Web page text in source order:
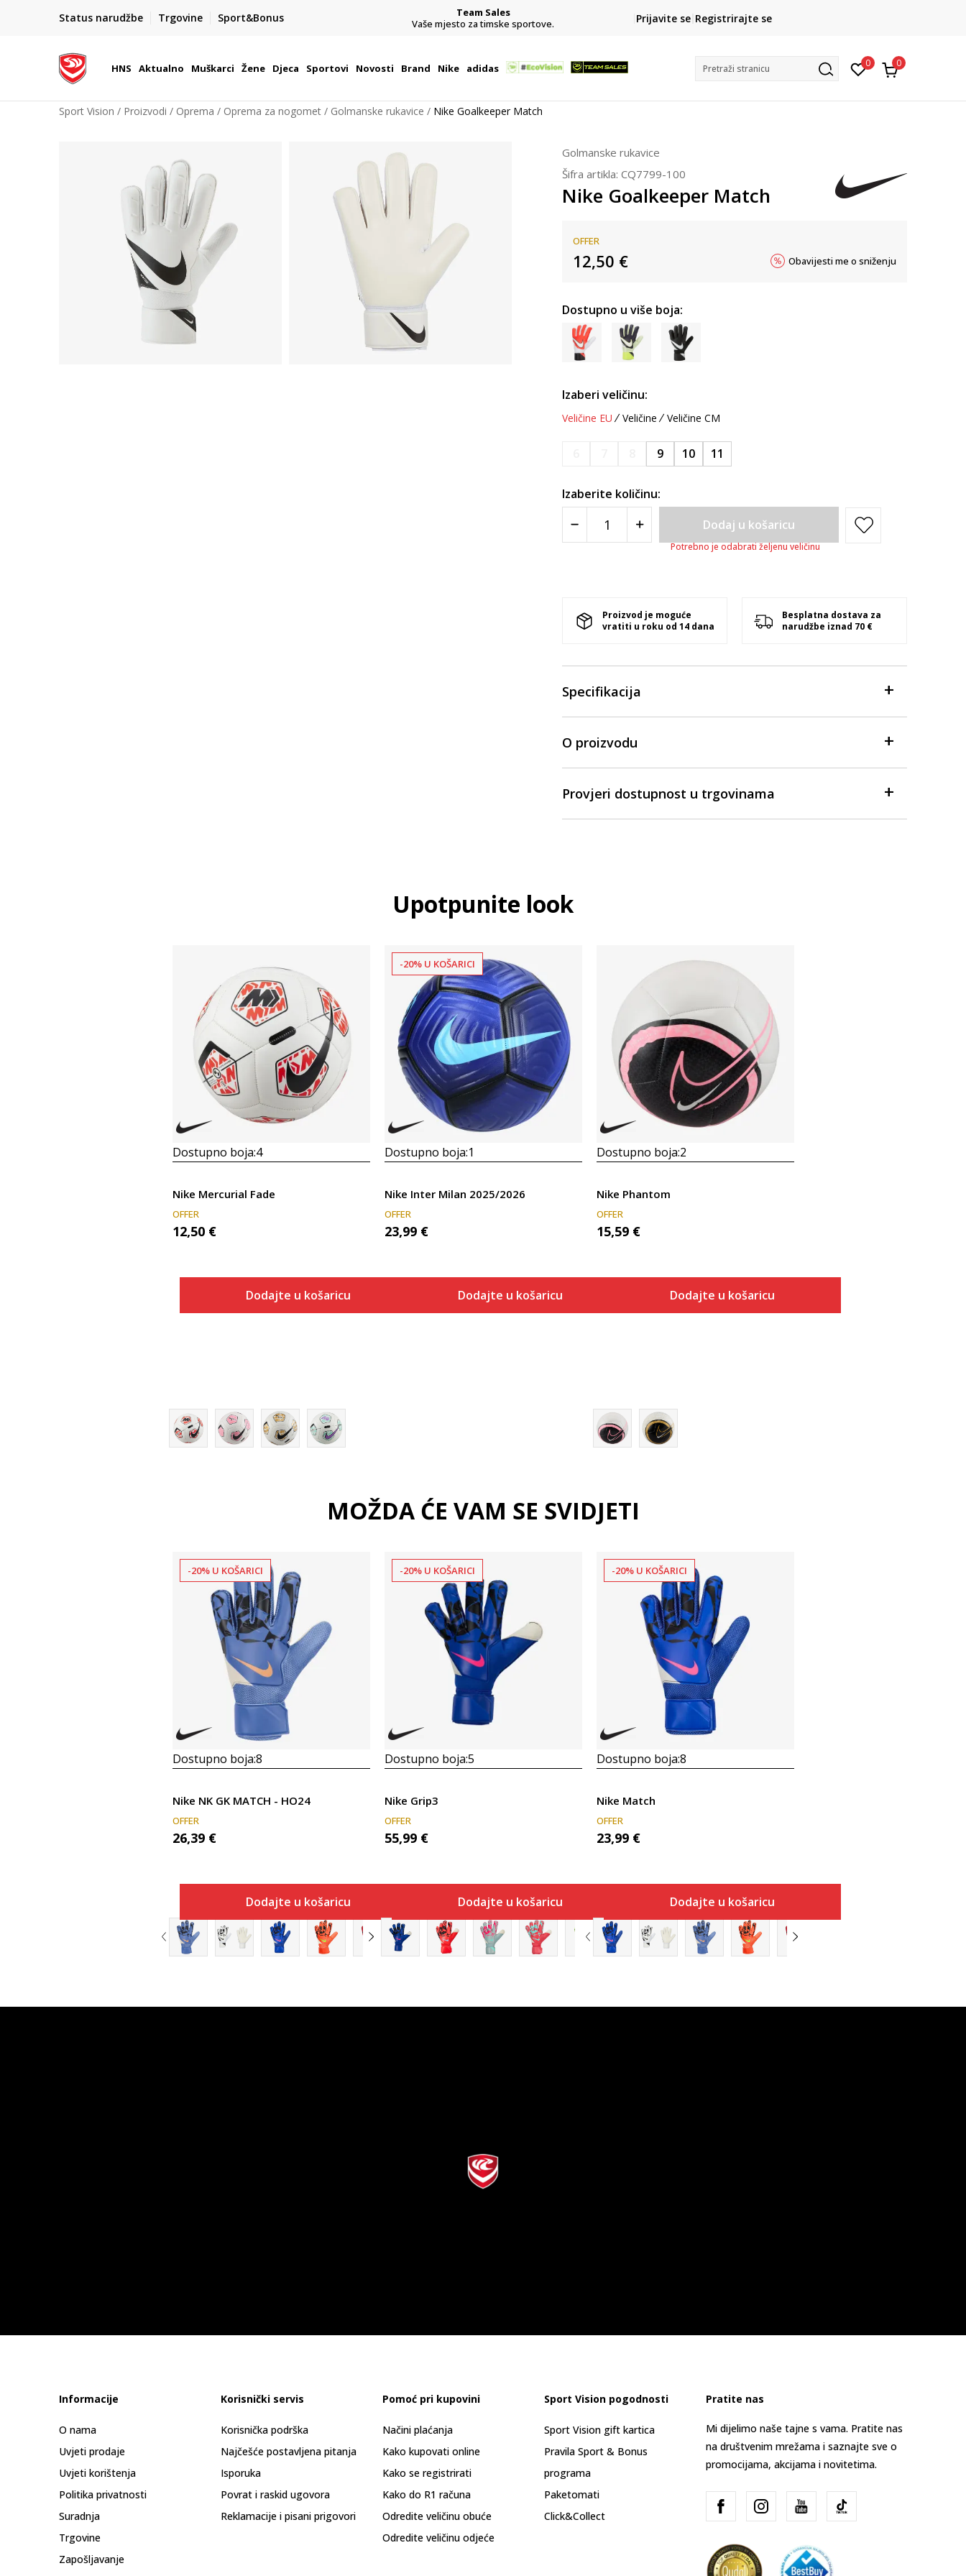
Status narudžbe Trgovine Sport&Bonus
BOX NOW
Dostava 1,50 €
| Više od 800 paketomata u Hrvatskoj
Team Sales
Vaše mjesto za timske sportove.
CLICK& COLLECT
besplatno preuzimanje u trgovini
Prijavite se Registrirajte se
HNS Aktualno Muškarci Žene Djeca Sportovi Novosti Brand Nike adidas Pretraži stranicu 0 0
Sport Vision Proizvodi Oprema Oprema za nogomet Golmanske rukavice Nike Goalkeeper Match
Golmanske rukavice
Šifra artikla: CQ7799-100
Nike Goalkeeper Match
OFFER
12,50 € Obavijesti me o sniženju
Dostupno u više boja:
Izaberi veličinu:
Veličine EU Veličine Veličine CM
9 10 11
Izaberite količinu:
Dodaj u košaricu
Potrebno je odabrati željenu veličinu
Proizvod je moguće
vratiti u roku od 14 dana
Besplatna dostava za
narudžbe iznad 70 €
Specifikacija
O proizvodu
Provjeri dostupnost u trgovinama
Upotpunite look
Dostupno boja:4
Nike Mercurial Fade
OFFER
12,50 €
Dodajte u košaricu
-20% U KOŠARICI
Dostupno boja:1
Nike Inter Milan 2025/2026
OFFER
23,99 €
Dodajte u košaricu
Dostupno boja:2
Nike Phantom
OFFER
15,59 €
Dodajte u košaricu
MOŽDA ĆE VAM SE SVIDJETI
-20% U KOŠARICI
Dostupno boja:8
Nike NK GK MATCH - HO24
OFFER
26,39 €
Dodajte u košaricu
-20% U KOŠARICI
Dostupno boja:5
Nike Grip3
OFFER
55,99 €
Dodajte u košaricu
-20% U KOŠARICI
Dostupno boja:8
Nike Match
OFFER
23,99 €
Dodajte u košaricu
Informacije
O nama
Uvjeti prodaje
Uvjeti korištenja
Politika privatnosti
Suradnja
Trgovine
Zapošljavanje
Korisnički servis
Korisnička podrška
Najčešće postavljena pitanja
Isporuka
Povrat i raskid ugovora
Reklamacije i pisani prigovori
Pomoć pri kupovini
Načini plaćanja
Kako kupovati online
Kako se registrirati
Kako do R1 računa
Odredite veličinu obuće
Odredite veličinu odjeće
Sport Vision pogodnosti
Sport Vision gift kartica
Pravila Sport & Bonus
programa
Paketomati
Click&Collect
Pratite nas
Mi dijelimo naše tajne s vama. Pratite nas
na društvenim mrežama i saznajte sve o
promocijama, akcijama i novitetima.